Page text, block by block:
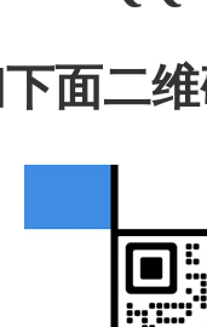
面二